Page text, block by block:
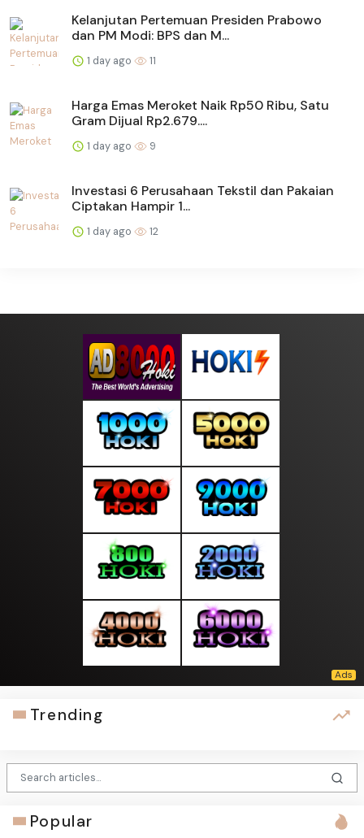
Kelanjutan Pertemuan Presiden Prabowo
dan PM Modi: BPS dan M...
1 day ago 11
Harga Emas Meroket Naik Rp50 Ribu, Satu
Gram Dijual Rp2.679....
1 day ago 9
Investasi 6 Perusahaan Tekstil dan Pakaian
Ciptakan Hampir 1...
1 day ago 12
Trending
Popular